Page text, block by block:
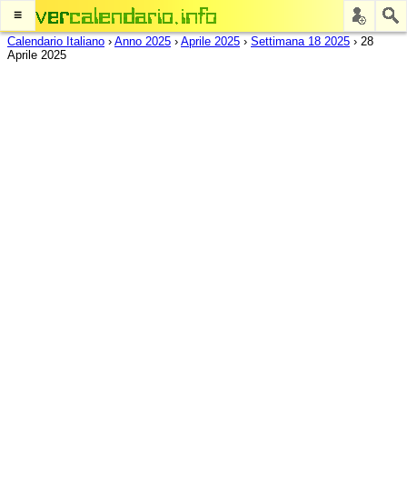
≡
Calendario Italiano › Anno 2025 › Aprile 2025 › Settimana 18 2025 › 28
Aprile 2025